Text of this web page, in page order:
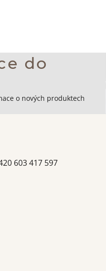
do
o nových produktech
603 417 597